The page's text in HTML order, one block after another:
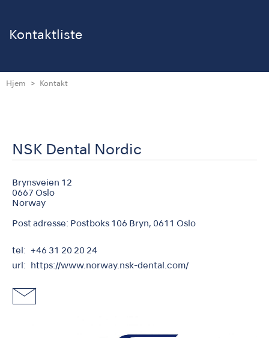
Kontaktliste
Hjem Kontakt
NSK Dental Nordic
Brynsveien 12
0667 Oslo
Norway
Post adresse: Postboks 106 Bryn, 0611 Oslo
tel
+46 31 20 20 24
url
https://www.norway.nsk-dental.com/